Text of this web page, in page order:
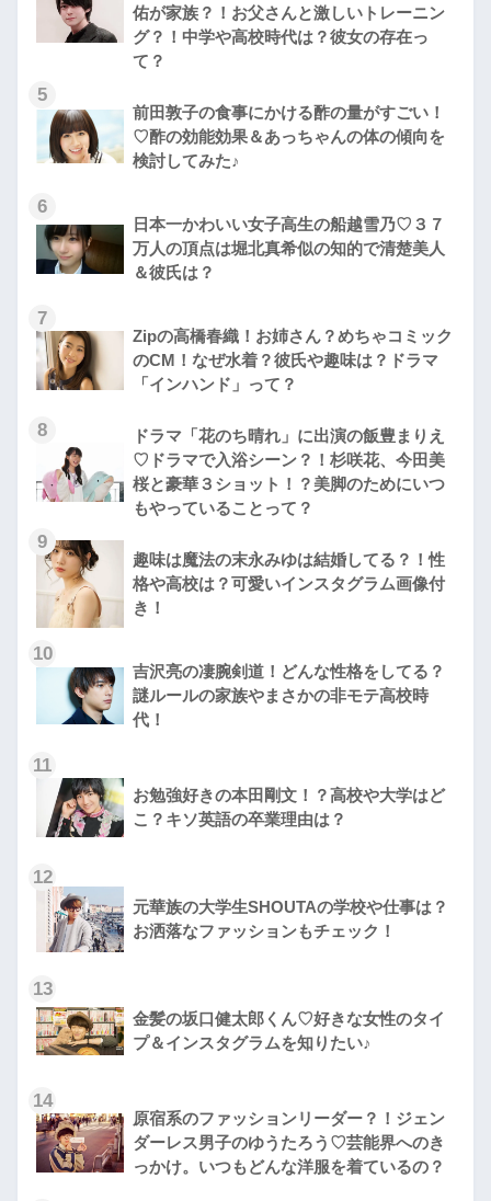
佑が家族？！お父さんと激しいトレーニン
グ？！中学や高校時代は？彼女の存在っ
て？
5
前田敦子の食事にかける酢の量がすごい！
♡酢の効能効果＆あっちゃんの体の傾向を
検討してみた♪
6
日本一かわいい女子高生の船越雪乃♡３７
万人の頂点は堀北真希似の知的で清楚美人
＆彼氏は？
7
Zipの高橋春織！お姉さん？めちゃコミック
のCM！なぜ水着？彼氏や趣味は？ドラマ
「インハンド」って？
8
ドラマ「花のち晴れ」に出演の飯豊まりえ
♡ドラマで入浴シーン？！杉咲花、今田美
桜と豪華３ショット！？美脚のためにいつ
もやっていることって？
9
趣味は魔法の末永みゆは結婚してる？！性
格や高校は？可愛いインスタグラム画像付
き！
10
吉沢亮の凄腕剣道！どんな性格をしてる？
謎ルールの家族やまさかの非モテ高校時
代！
11
お勉強好きの本田剛文！？高校や大学はど
こ？キソ英語の卒業理由は？
12
元華族の大学生SHOUTAの学校や仕事は？
お洒落なファッションもチェック！
13
金髪の坂口健太郎くん♡好きな女性のタイ
プ＆インスタグラムを知りたい♪
14
原宿系のファッションリーダー？！ジェン
ダーレス男子のゆうたろう♡芸能界へのき
っかけ。いつもどんな洋服を着ているの？